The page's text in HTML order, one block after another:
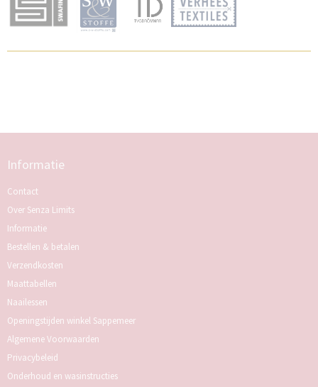
Informatie
Contact
Over Senza Limits
Informatie
Bestellen & betalen
Verzendkosten
Maattabellen
Naailessen
Openingstijden winkel Sappemeer
Algemene Voorwaarden
Privacybeleid
Onderhoud en wasinstructies